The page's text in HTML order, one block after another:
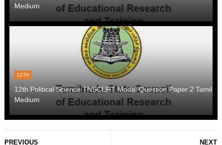
Medium
12TH
12th Political Science TNSCERT Model Question Paper 2 Tamil
Medium
NEXT
PREVIOUS